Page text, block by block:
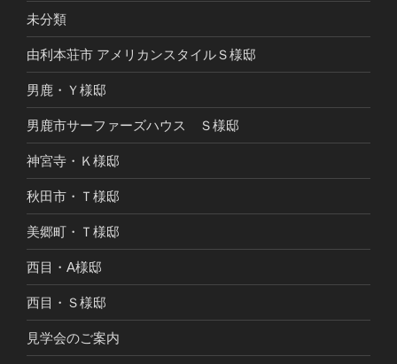
未分類
由利本荘市 アメリカンスタイルＳ様邸
男鹿・Ｙ様邸
男鹿市サーファーズハウス Ｓ様邸
神宮寺・Ｋ様邸
秋田市・Ｔ様邸
美郷町・Ｔ様邸
西目・A様邸
西目・Ｓ様邸
見学会のご案内